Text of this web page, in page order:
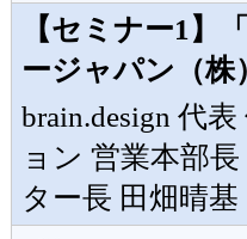
【セミナー1】
ージャパン（株
brain.design 代
ョン 営業本部
ター長 田畑晴基